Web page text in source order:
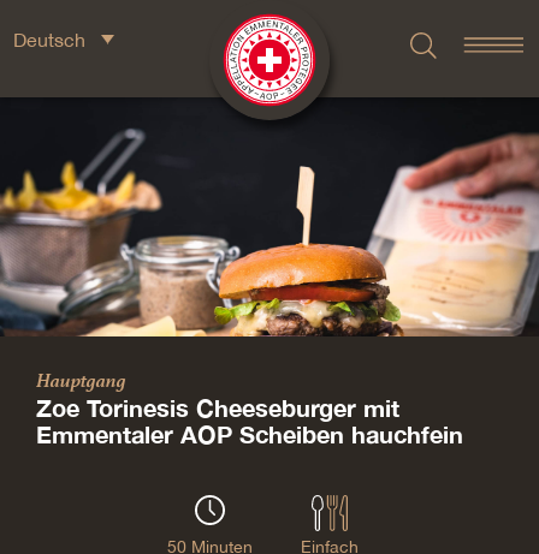
Deutsch
Hauptgang
Zoe Torinesis Cheeseburger mit
Emmentaler AOP Scheiben hauchfein
50 Minuten Einfach